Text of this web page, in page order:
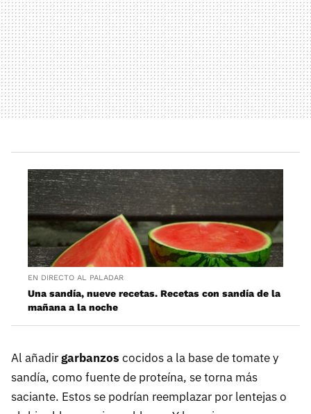
EN DIRECTO AL PALADAR
Una sandía, nueve recetas. Recetas con sandía de la
mañana a la noche
Al añadirgarbanzos cocidos a la base de tomate y
sandía, como fuente de proteína, se torna más
saciante. Estos se podrían reemplazar por lentejas o